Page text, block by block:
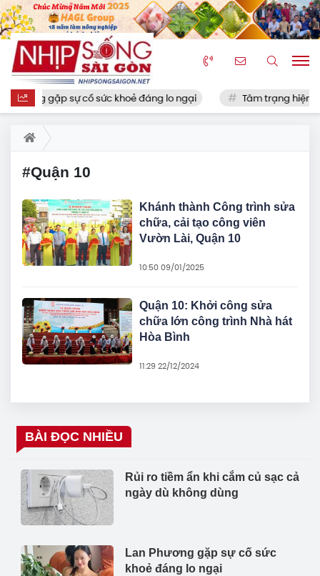
Phương gặp sự cố sức khoẻ đáng lo ngại Tâm trạng hiện
#Quận 10
Khánh thành Công trình sửa
chữa, cải tạo công viên
Vườn Lài, Quận 10
10:50 09/01/2025
Quận 10: Khởi công sửa
chữa lớn công trình Nhà hát
Hòa Bình
11:29 22/12/2024
BÀI ĐỌC NHIỀU
Rủi ro tiềm ẩn khi cắm củ sạc cả
ngày dù không dùng
Lan Phương gặp sự cố sức
khoẻ đáng lo ngại